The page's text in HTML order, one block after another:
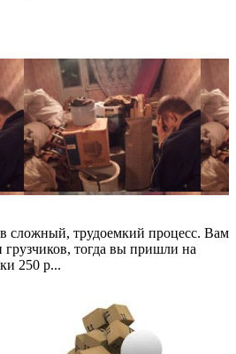
сложный, трудоемкий процесс. Вам
грузчиков, тогда вы пришли на
250 р...